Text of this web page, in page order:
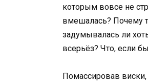
которым вовсе не
вмешалась? Почему
задумывалась ли
всерьёз? Что, если
Помассировав виски,